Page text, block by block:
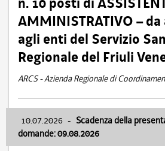
AMMINISTRATIVO –
agli enti del Servizio
Regionale del Friuli
ARCS - Azienda Regionale di
10.07.2026 - Scadenza della
domande: 09.08.2026